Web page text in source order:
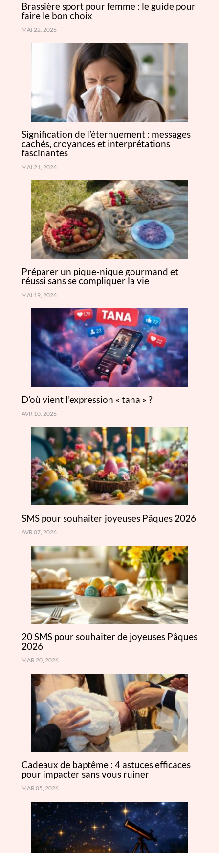
Brassière sport pour femme : le guide pour
faire le bon choix
MAI 22, 2026
Signification de l’éternuement : messages
cachés, croyances et interprétations
fascinantes
MAI 21, 2026
Préparer un pique-nique gourmand et
réussi sans se compliquer la vie
MAI 19, 2026
D’où vient l’expression « tana » ?
AVR 10, 2026
SMS pour souhaiter joyeuses Pâques 2026
AVR 07, 2026
20 SMS pour souhaiter de joyeuses Pâques
2026
MAR 20, 2026
Cadeaux de baptême : 4 astuces efficaces
pour impacter sans vous ruiner
MAR 05, 2026